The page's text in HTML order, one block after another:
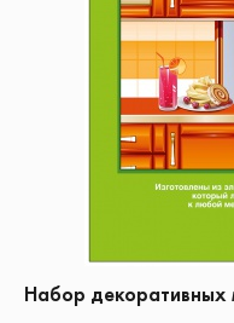
Набор декоративных